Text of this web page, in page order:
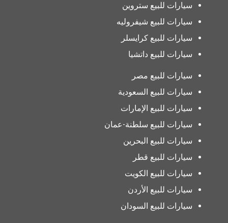
سيارات للبيع ستروين
سيارات للبيع شيفروليه
سيارات للبيع كرايسلر
سيارات للبيع داتشيا
سيارات للبيع مصر
سيارات للبيع السعودية
سيارات للبيع الإمارات
سيارات للبيع سلطنة-عمان
سيارات للبيع البحرين
سيارات للبيع قطر
سيارات للبيع الكويت
سيارات للبيع الأردن
سيارات للبيع السودان